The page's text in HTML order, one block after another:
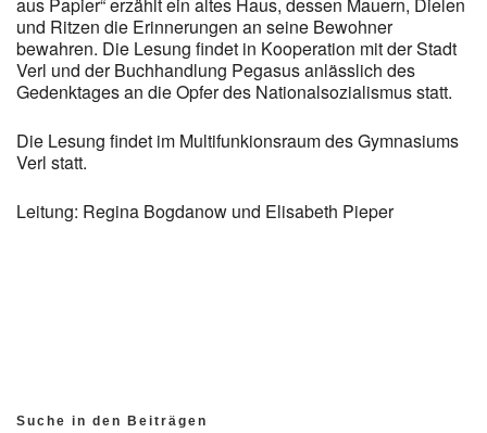
aus Papier“ erzählt ein altes Haus, dessen Mauern, Dielen
und Ritzen die Erinnerungen an seine Bewohner
bewahren. Die Lesung findet in Kooperation mit der Stadt
Verl und der Buchhandlung Pegasus anlässlich des
Gedenktages an die Opfer des Nationalsozialismus statt.
Die Lesung findet im Multifunkionsraum des Gymnasiums
Verl statt.
Leitung: Regina Bogdanow und Elisabeth Pieper
Suche in den Beiträgen